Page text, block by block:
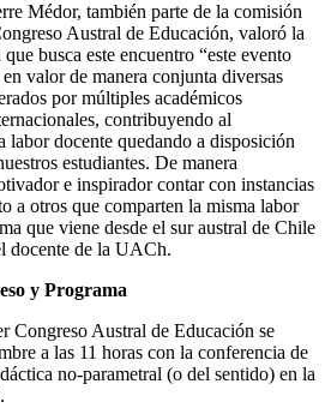
Médor, también parte de la comisión
Austral de Educación, valoró la
busca este encuentro “este evento
valor de manera conjunta diversas
por múltiples académicos
contribuyendo al
labor docente quedando a disposición
estudiantes. De manera
e inspirador contar con instancias
a otros que comparten la misma labor
que viene desde el sur austral de Chile
docente de la UACh.
y Programa
Congreso Austral de Educación se
a las 11 horas con la conferencia de
no-parametral (o del sentido) en la